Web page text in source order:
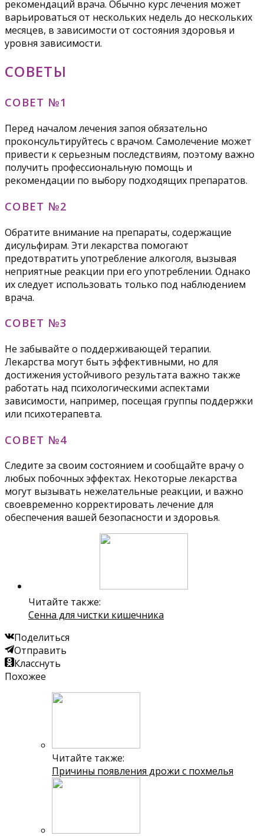
рекомендаций врача. Обычно курс лечения может
варьироваться от нескольких недель до нескольких
месяцев, в зависимости от состояния здоровья и
уровня зависимости.
СОВЕТЫ
СОВЕТ №1
Перед началом лечения запоя обязательно
проконсультируйтесь с врачом. Самолечение может
привести к серьезным последствиям, поэтому важно
получить профессиональную помощь и
рекомендации по выбору подходящих препаратов.
СОВЕТ №2
Обратите внимание на препараты, содержащие
дисульфирам. Эти лекарства помогают
предотвратить употребление алкоголя, вызывая
неприятные реакции при его употреблении. Однако
их следует использовать только под наблюдением
врача.
СОВЕТ №3
Не забывайте о поддерживающей терапии.
Лекарства могут быть эффективными, но для
достижения устойчивого результата важно также
работать над психологическими аспектами
зависимости, например, посещая группы поддержки
или психотерапевта.
СОВЕТ №4
Следите за своим состоянием и сообщайте врачу о
любых побочных эффектах. Некоторые лекарства
могут вызывать нежелательные реакции, и важно
своевременно корректировать лечение для
обеспечения вашей безопасности и здоровья.
Читайте также:
Сенна для чистки кишечника
Поделиться
Отправить
Класснуть
Похожее
Читайте также:
Причины появления дрожи с похмелья